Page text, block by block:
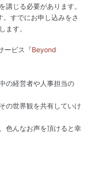
じる必要があります。
すでにお申し込みをさ
ます。
ービス『Beyond
の経営者や人事担当の
の世界観を共有していけ
色んなお声を頂けると幸